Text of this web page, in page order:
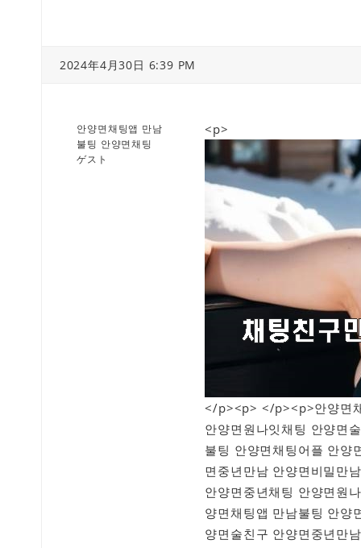
2024年4月30日 6:39 PM
안양면채팅앱 만남
불팅 안양면채팅
ゲスト
<p>
</p><p> </p><p>안양면
안양면원나잇채팅 안양면
불팅 안양면채팅어플 안양
면중년만남 안양면비밀만
안양면중년채팅 안양면원
양면채팅앱 만남불팅 안양
양면술친구 안양면중년만